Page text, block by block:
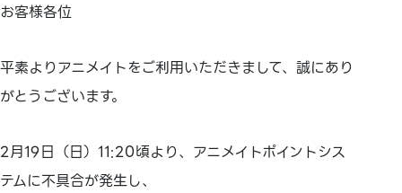
お客様各位
平素よりアニメイトをご利用いただきまして、誠にあり
がとうございます。
2月19日（日）11:20頃より、アニメイトポイントシス
テムに不具合が発生し、